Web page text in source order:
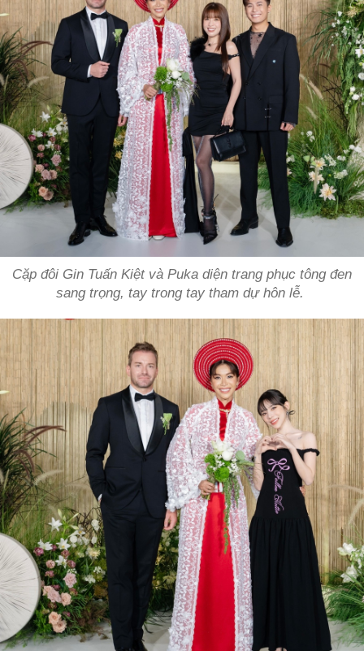
Cặp đôi Gin Tuấn Kiệt và Puka diện trang phục tông đen
sang trọng, tay trong tay tham dự hôn lễ.